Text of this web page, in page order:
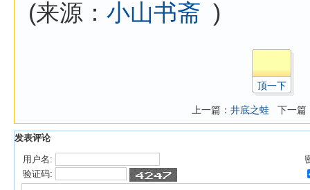
(来源： 小山书斋 )
顶一下
上一篇： 井底之蛙 下一篇
发表评论
用户名:
验证码: